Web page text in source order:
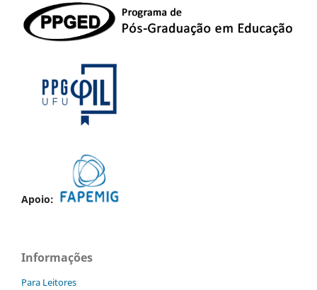
Apoio:
Informações
Para Leitores